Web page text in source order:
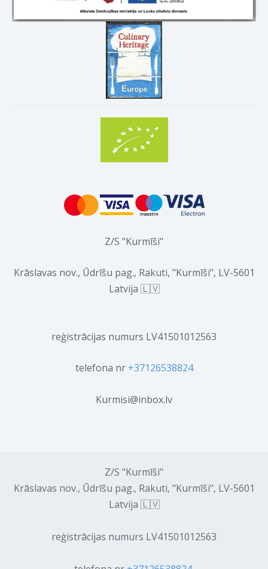
Z/S "Kurmīši"
Krāslavas nov., Ūdrīšu pag., Rakuti, "Kurmīši", LV-5601
Latvija 🇱🇻
reģistrācijas numurs LV41501012563
telefona nr +37126538824
Kurmisi@inbox.lv
Z/S "Kurmīši"
Krāslavas nov., Ūdrīšu pag., Rakuti, "Kurmīši", LV-5601
Latvija 🇱🇻
reģistrācijas numurs LV41501012563